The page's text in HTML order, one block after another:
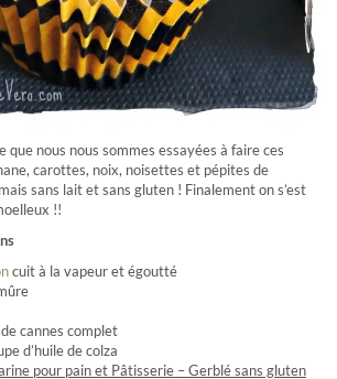
que nous nous sommes essayées à faire ces
carottes, noix, noisettes et pépites de
sans lait et sans gluten ! Finalement on s’est
!!
cuit à la vapeur et égoutté
cannes complet
d’huile de colza
pour pain et Pâtisserie – Gerblé sans gluten